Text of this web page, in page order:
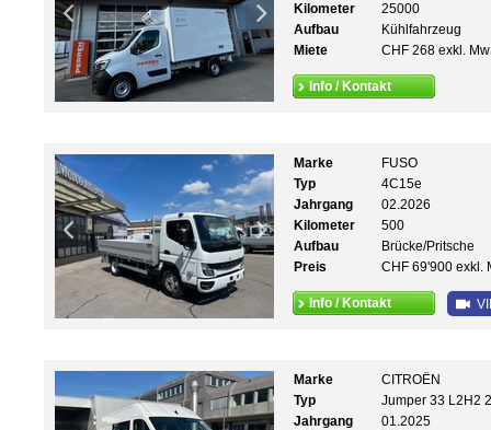
Kilometer
25000
Aufbau
Kühlfahrzeug
Miete
CHF 268 exkl.
Info / Kontakt
Marke
FUSO
Typ
4C15e
Jahrgang
02.2026
Kilometer
500
Aufbau
Brücke/Pritsche
Preis
CHF 69'900 exkl.
Info / Kontakt
Marke
CITROËN
Typ
Jumper 33 L2H2
Jahrgang
01.2025